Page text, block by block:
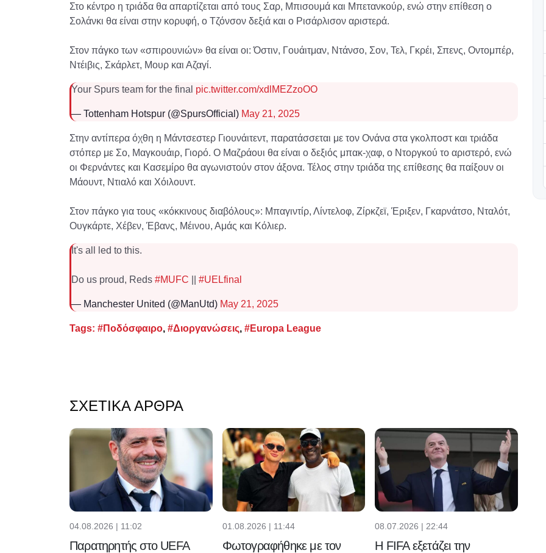
Στο κέντρο η τριάδα θα απαρτίζεται από τους Σαρ, Μπισουμά και Μπετανκούρ, ενώ στην επίθεση ο
Σολάνκι θα είναι στην κορυφή, ο Τζόνσον δεξιά και ο Ρισάρλισον αριστερά.
Στον πάγκο των «σπιρουνιών» θα είναι οι: Όστιν, Γουάιτμαν, Ντάνσο, Σον, Τελ, Γκρέι, Σπενς, Οντομπέρ,
Ντέιβις, Σκάρλετ, Μουρ και Αζαγί.
Your Spurs team for the final pic.twitter.com/xdlMEZzoOO
— Tottenham Hotspur (@SpursOfficial) May 21, 2025
Στην αντίπερα όχθη η Μάντσεστερ Γιουνάιτεντ, παρατάσσεται με τον Ονάνα στα γκολποστ και τριάδα
στόπερ με Σο, Μαγκουάιρ, Γιορό. Ο Μαζράουι θα είναι ο δεξιός μπακ-χαφ, ο Ντοργκού το αριστερό, ενώ
οι Φερνάντες και Κασεμίρο θα αγωνιστούν στον άξονα. Τέλος στην τριάδα της επίθεσης θα παίξουν οι
Μάουντ, Ντιαλό και Χόιλουντ.
Στον πάγκο για τους «κόκκινους διαβόλους»: Mπαγιντίρ, Λίντελοφ, Ζίρκζεϊ, Έριξεν, Γκαρνάτσο, Νταλότ,
Ουγκάρτε, Χέβεν, Έβανς, Μέινου, Αμάς και Κόλιερ.
It's all led to this.
Do us proud, Reds #MUFC #UELfinal
— Manchester United (@ManUtd) May 21, 2025
Tags: #Ποδόσφαιρο, #Διοργανώσεις, #Europa League
ΣΧΕΤΙΚΆ ΆΡΘΡΑ
04.08.2026 | 11:02
Παρατηρητής στο UEFA
01.08.2026 | 11:44
Φωτογραφήθηκε με τον
08.07.2026 | 22:44
Η FIFA εξετάζει την